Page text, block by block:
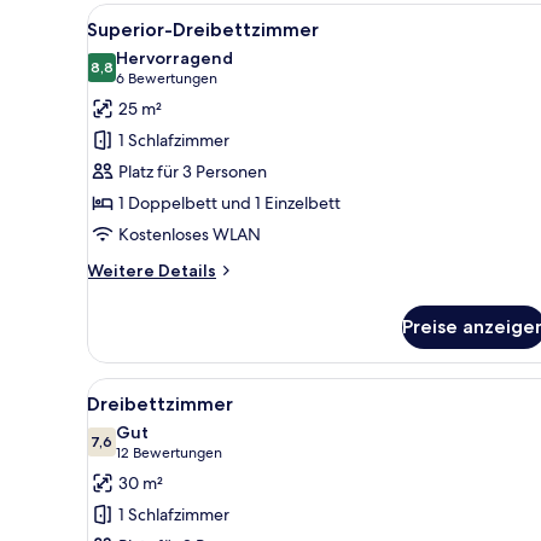
Alle
Fotos
für
Superior-
Dreibettzimmer
anzeigen
Ein Hotelzimmer mit zwei
4
Superior-Dreibettzimmer
8,88,8 von 10
Hervorragend
6 Bewertungen
(6
Bewertungen)
25 m²
1 Schlafzimmer
Platz für 3 Personen
1 Doppelbett und 1 Einzelbett
Kostenloses WLAN
Weitere Details
Weitere
Dreibettzimmer
Preise
Alle
Fotos
für
Dreibettzimmer
anzeigen
Ein Hotelzimmer mit zwei
6
Dreibettzimmer
7,67,6 von 10
Gut
12 Bewertungen
(12
Bewertungen)
30 m²
1 Schlafzimmer